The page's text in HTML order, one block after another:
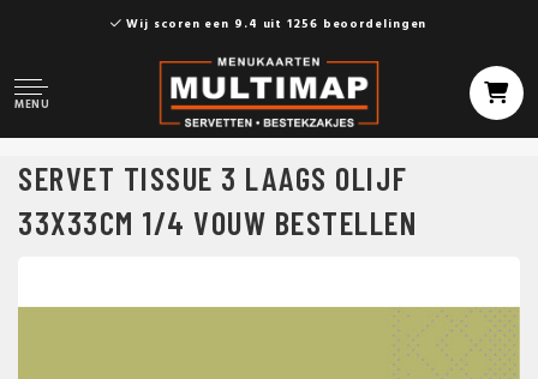
Wij scoren een 9.4 uit 1256 beoordelingen
MENU
SERVET TISSUE 3 LAAGS OLIJF
33X33CM 1/4 VOUW BESTELLEN